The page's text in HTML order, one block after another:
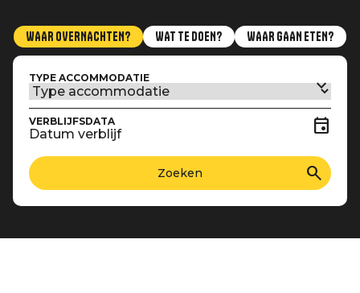
WAAR OVERNACHTEN? WAT TE DOEN? WAAR GAAN ETEN?
TYPE ACCOMMODATIE
VERBLIJFSDATA
Datum verblijf